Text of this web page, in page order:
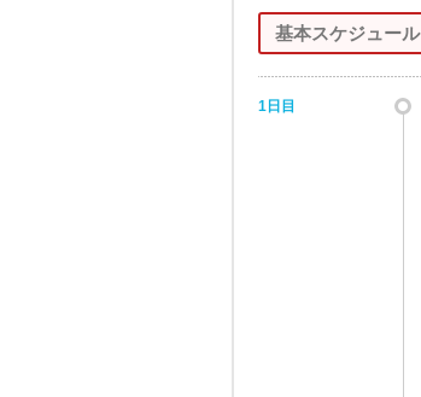
基本スケジュール
1日目